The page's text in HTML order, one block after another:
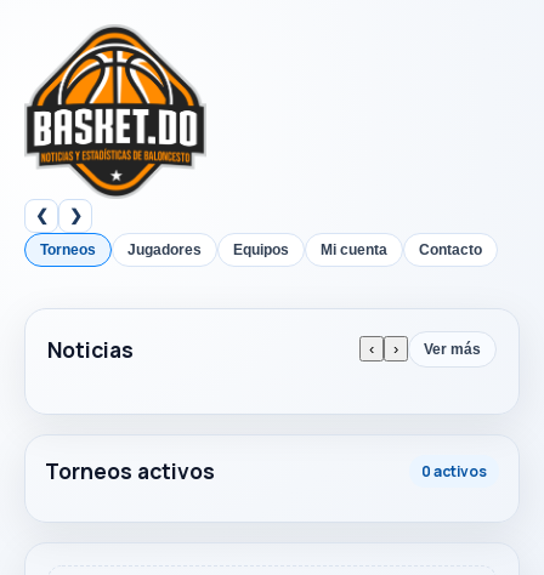
❮ ❯
Torneos Jugadores Equipos Mi cuenta Contacto
Noticias ‹ › Ver más
Torneos activos 0 activos